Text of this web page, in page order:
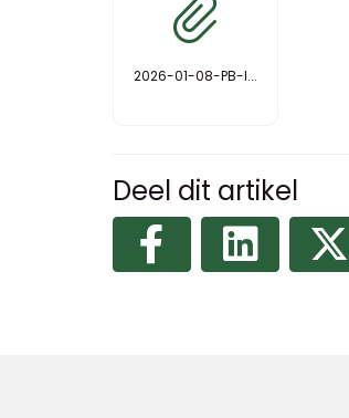
2026-01-08-PB-I...
Deel dit artikel